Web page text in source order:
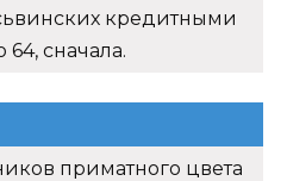
кредитными
сначала.
приматного цвета